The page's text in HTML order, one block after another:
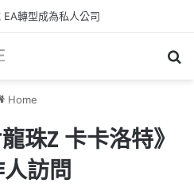
世之獸 》 遊戲今日正式發售！
Home
珠Z 卡卡洛特》
訪問